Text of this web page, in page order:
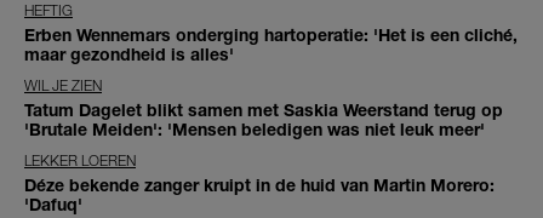
HEFTIG
Erben Wennemars onderging hartoperatie: 'Het is een cliché,
maar gezondheid is alles'
WIL JE ZIEN
Tatum Dagelet blikt samen met Saskia Weerstand terug op
'Brutale Meiden': 'Mensen beledigen was niet leuk meer'
LEKKER LOEREN
Déze bekende zanger kruipt in de huid van Martin Morero:
'Dafuq'